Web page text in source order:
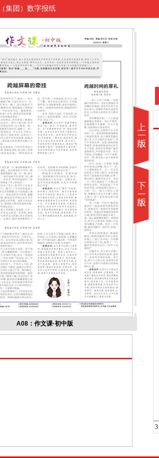
集团）数字报纸
A08：作文课·初中版
3